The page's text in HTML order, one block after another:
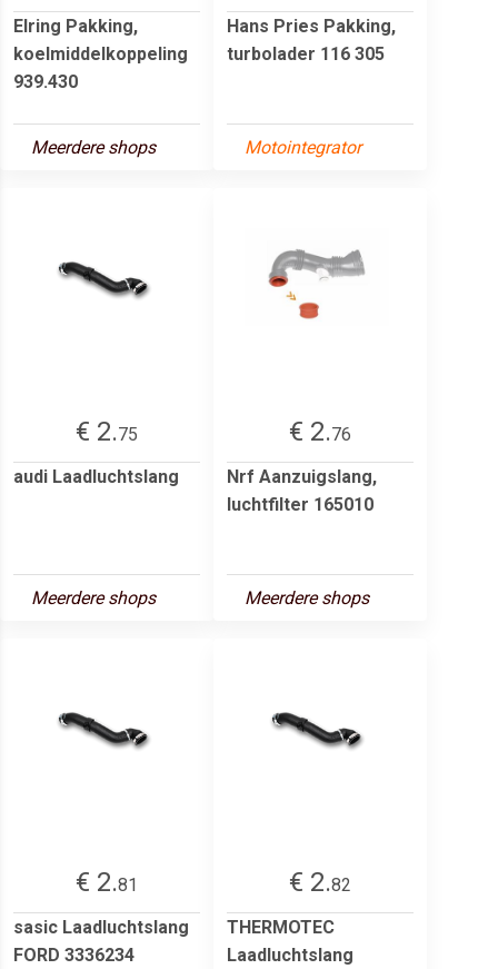
Elring Pakking,
koelmiddelkoppeling
939.430
Meerdere shops
Hans Pries Pakking,
turbolader 116 305
Motointegrator
€ 2.75
audi Laadluchtslang
Meerdere shops
€ 2.76
Nrf Aanzuigslang,
luchtfilter 165010
Meerdere shops
€ 2.81
sasic Laadluchtslang
FORD 3336234
€ 2.82
THERMOTEC
Laadluchtslang